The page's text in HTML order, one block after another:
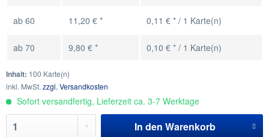
ab 60 11,20 € * 0,11 € * / 1 Karte(n)
ab 70 9,80 € * 0,10 € * / 1 Karte(n)
Inhalt: 100 Karte(n)
inkl. MwSt. zzgl. Versandkosten
Sofort versandfertig, Lieferzeit ca. 3-7 Werktage
In den Warenkorb